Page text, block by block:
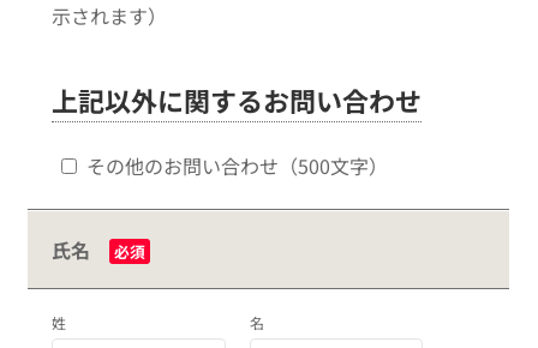
示されます）
上記以外に関するお問い合わせ
その他のお問い合わせ（500文字）
氏名 必須
姓 名